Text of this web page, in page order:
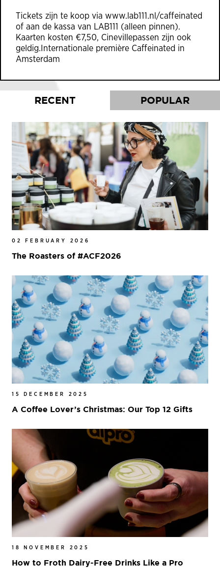
Tickets zijn te koop via www.lab111.nl/caffeinated
of aan de kassa van LAB111 (alleen pinnen).
Kaarten kosten €7,50, Cinevillepassen zijn ook
geldig.Internationale première Caffeinated in
Amsterdam
RECENT POPULAR
02 FEBRUARY 2026
The Roasters of #ACF2026
15 DECEMBER 2025
A Coffee Lover’s Christmas: Our Top 12 Gifts
18 NOVEMBER 2025
How to Froth Dairy-Free Drinks Like a Pro